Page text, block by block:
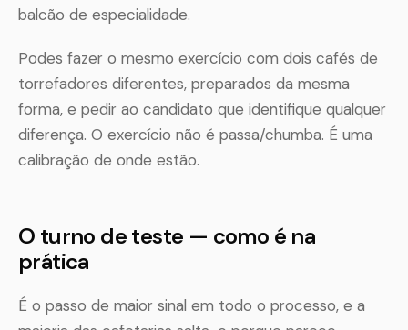
balcão de especialidade.
Podes fazer o mesmo exercício com dois cafés de
torrefadores diferentes, preparados da mesma
forma, e pedir ao candidato que identifique qualquer
diferença. O exercício não é passa/chumba. É uma
calibração de onde estão.
O turno de teste — como é na
prática
É o passo de maior sinal em todo o processo, e a